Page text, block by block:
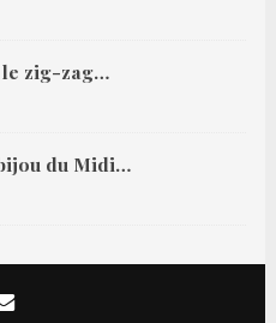
le zig-zag…
du Midi…